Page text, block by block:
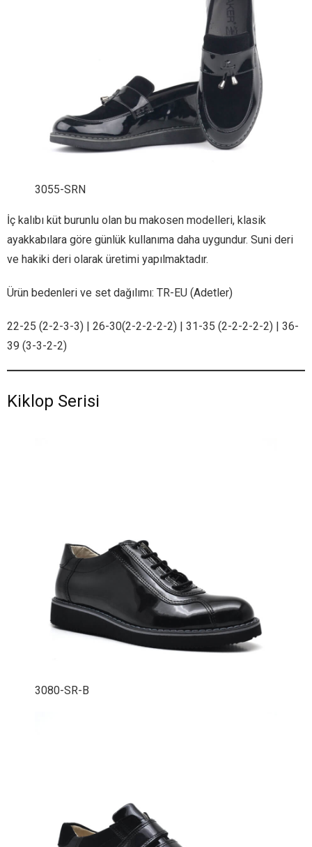
3055-SRN
İç kalıbı küt burunlu olan bu makosen modelleri, klasik
ayakkabılara göre günlük kullanıma daha uygundur. Suni deri
ve hakiki deri olarak üretimi yapılmaktadır.
Ürün bedenleri ve set dağılımı: TR-EU (Adetler)
22-25 (2-2-3-3) | 26-30(2-2-2-2-2) | 31-35 (2-2-2-2-2) | 36-
39 (3-3-2-2)
Kiklop Serisi
3080-SR-B